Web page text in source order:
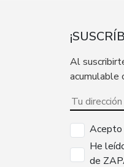
Al
acumulable
He
de